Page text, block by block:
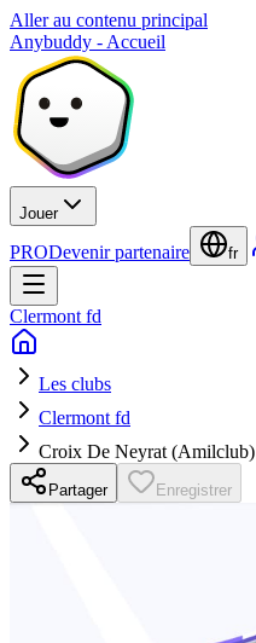
Aller au contenu principal
Anybuddy - Accueil
Jouer
PRODevenir partenaire fr
Clermont fd
Les clubs
Clermont fd
Croix De Neyrat (Amilclub)
Partager Enregistrer